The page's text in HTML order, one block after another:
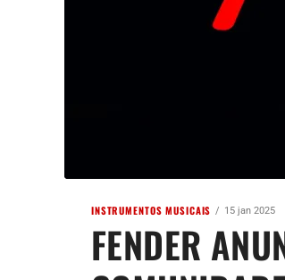
INSTRUMENTOS MUSICAIS 15 jan 2025
FENDER